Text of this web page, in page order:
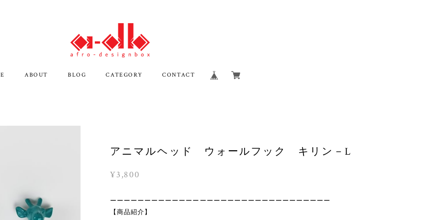
ABOUT BLOG CATEGORY CONTACT
アニマルヘッド ウォールフック キリン－L
¥3,800
ーーーーーーーーーーーーーーーーーーーーーーーーーーーーーーーー
【商品紹介】